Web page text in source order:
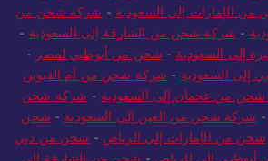
الإمارات إلى السعودية - شركة شحن من
- شركة شحن من الشارقة إلى السعودية -
إلى السعودية - شحن من أبوظبي لمصر -
إلى السعودية - شركة شحن من أم القيوين
من عجمان إلى السعودية - شركة شحن
- شركة شحن من العين إلى السعودية - شحن
شحن من الإمارات إلى الرياض - شحن من دبي